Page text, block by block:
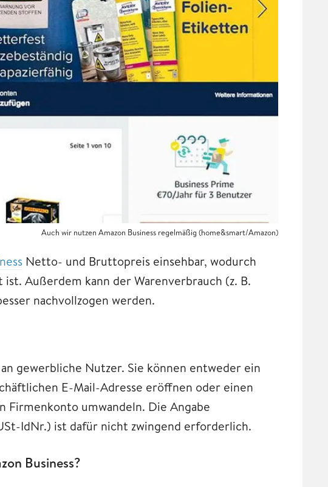
Auch wir nutzen Amazon Business regelmäßig (home&smart/Amazon)
Netto- und Bruttopreis einsehbar, wodurch
Außerdem kann der Warenverbrauch (z. B.
nachvollzogen werden.
gewerbliche Nutzer. Sie können entweder ein
E-Mail-Adresse eröffnen oder einen
umwandeln. Die Angabe
IdNr.) ist dafür nicht zwingend erforderlich.
Business?